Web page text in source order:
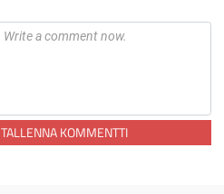
TALLENNA KOMMENTTI